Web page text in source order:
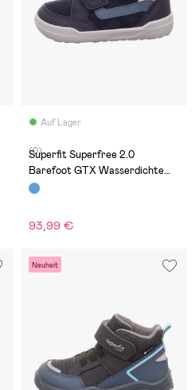
Auf Lager
(0)
Superfit Superfree 2.0
Barefoot GTX Wasserdichte
Mid Sneaker, Blue
93,99 €
Neuheit